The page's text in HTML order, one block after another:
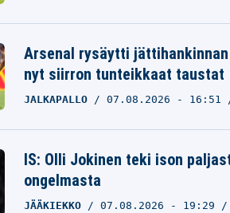
Arsenal rysäytti
nyt siirron tunteikkaat taustat
JALKAPALLO 07.08.2026 - 16:51
IS: Olli Jokinen teki ison
ongelmasta
JÄÄKIEKKO 07.08.2026 - 19:29